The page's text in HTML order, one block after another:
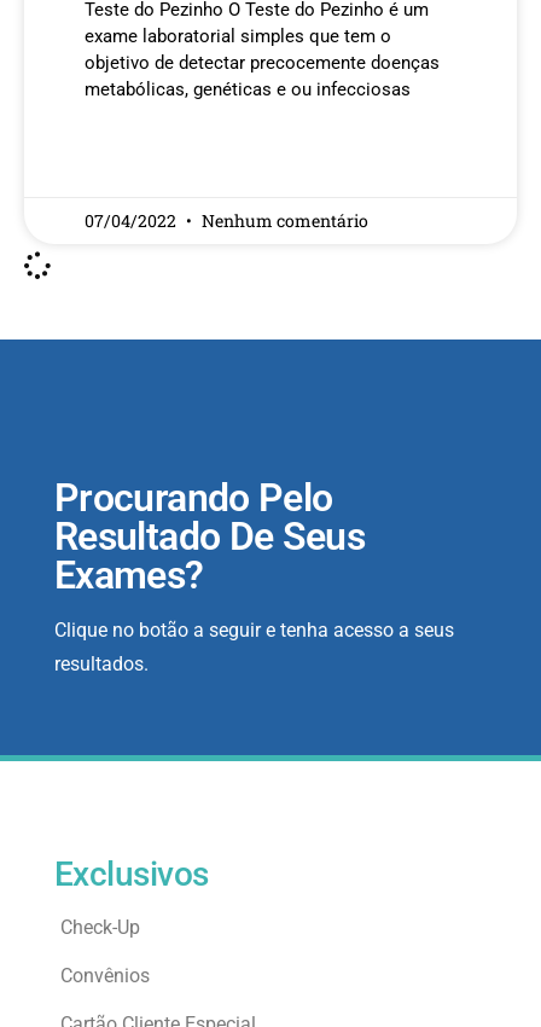
Teste do Pezinho O Teste do Pezinho é um
exame laboratorial simples que tem o
objetivo de detectar precocemente doenças
metabólicas, genéticas e ou infecciosas
07/04/2022 Nenhum comentário
Procurando Pelo
Resultado De Seus
Exames?
Clique no botão a seguir e tenha acesso a seus
resultados.
Exclusivos
Check-Up
Convênios